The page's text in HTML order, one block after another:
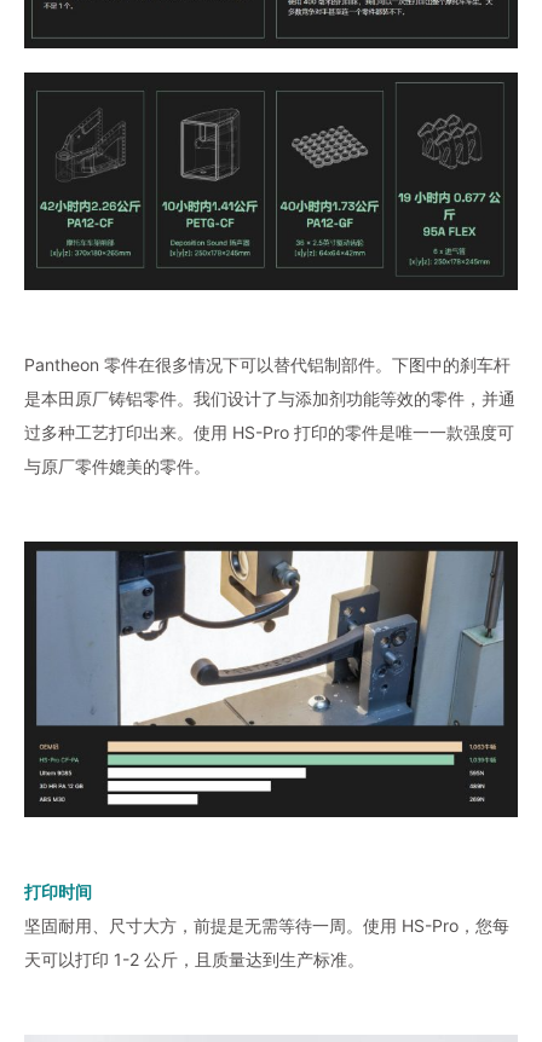
Pantheon 零件在很多情况下可以替代铝制部件。下图中的刹车杆
是本田原厂铸铝零件。我们设计了与添加剂功能等效的零件，并通
过多种工艺打印出来。使用 HS-Pro 打印的零件是唯一一款强度可
与原厂零件媲美的零件。
打印时间
坚固耐用、尺寸大方，前提是无需等待一周。使用 HS-Pro，您每
天可以打印 1-2 公斤，且质量达到生产标准。